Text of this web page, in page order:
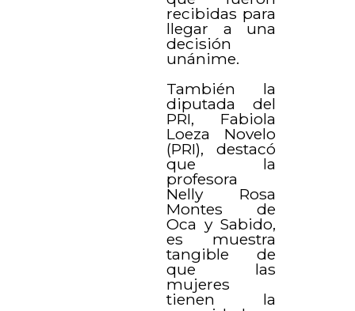
recibidas para
llegar a una
decisión
unánime.
También la
diputada del
PRI, Fabiola
Loeza Novelo
(PRI), destacó
que la
profesora
Nelly Rosa
Montes de
Oca y Sabido,
es muestra
tangible de
que las
mujeres
tienen la